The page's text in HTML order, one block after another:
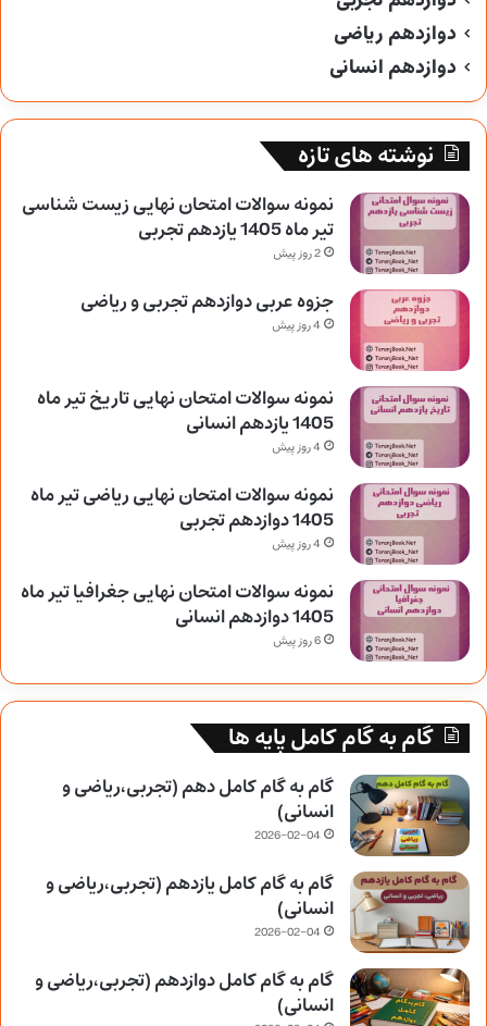
دوازدهم ریاضی
دوازدهم انسانی
نوشته های تازه
نمونه سوالات امتحان نهایی زیست شناسی
تیر ماه 1405 یازدهم تجربی
2 روز پیش
جزوه عربی دوازدهم تجربی و ریاضی
4 روز پیش
نمونه سوالات امتحان نهایی تاریخ تیر ماه
1405 یازدهم انسانی
4 روز پیش
نمونه سوالات امتحان نهایی ریاضی تیر ماه
1405 دوازدهم تجربی
4 روز پیش
نمونه سوالات امتحان نهایی جغرافیا تیر ماه
1405 دوازدهم انسانی
6 روز پیش
گام به گام کامل پایه ها
گام به گام کامل دهم (تجربی،ریاضی و
انسانی)
2026-02-04
گام به گام کامل یازدهم (تجربی،ریاضی و
انسانی)
2026-02-04
گام به گام کامل دوازدهم (تجربی،ریاضی و
انسانی)